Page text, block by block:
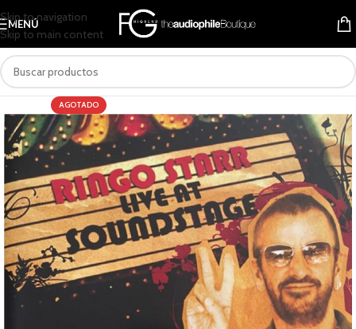
Skip to navigation
Skip to main content
MENÚ
AGOTADO